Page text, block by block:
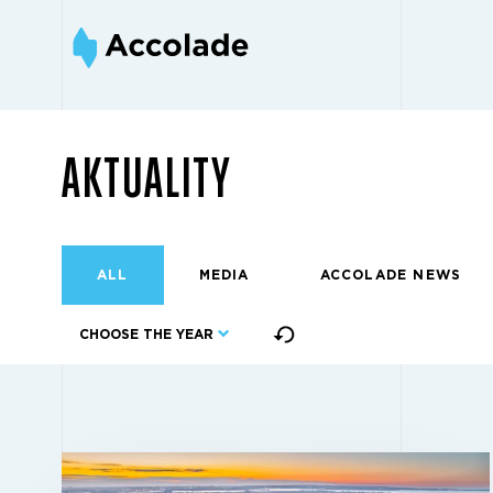
AKTUALITY
ALL MEDIA ACCOLADE NEWS
CHOOSE THE YEAR